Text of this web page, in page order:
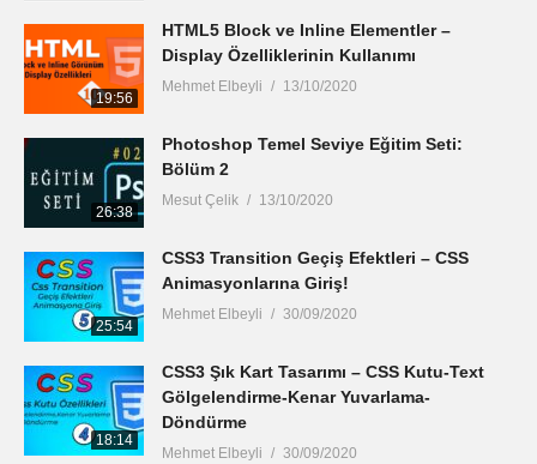
19:56
HTML5 Block ve Inline Elementler –
Display Özelliklerinin Kullanımı
Mehmet Elbeyli 13/10/2020
26:38
Photoshop Temel Seviye Eğitim Seti:
Bölüm 2
Mesut Çelik 13/10/2020
25:54
CSS3 Transition Geçiş Efektleri – CSS
Animasyonlarına Giriş!
Mehmet Elbeyli 30/09/2020
18:14
CSS3 Şık Kart Tasarımı – CSS Kutu-Text
Gölgelendirme-Kenar Yuvarlama-
Döndürme
Mehmet Elbeyli 30/09/2020